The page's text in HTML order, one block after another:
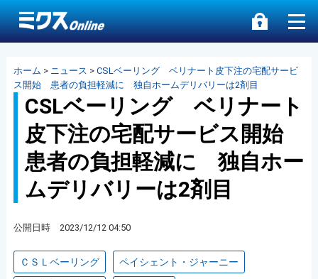
ホーム > ニュース > CSLベーリング ベリナート皮下注の宅配サービ
ス開始 患者の負担軽減に 独自ホームデリバリーは2剤目
CSLベーリング ベリナート
皮下注の宅配サービス開始
患者の負担軽減に 独自ホー
ムデリバリーは2剤目
公開日時 2023/12/12 04:50
ＣＳＬベーリング ペイシェント・ジャーニー